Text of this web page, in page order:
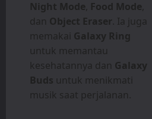
Night Mode, Food Mode,
dan Object Eraser. Ia juga
memakai Galaxy Ring
untuk memantau
kesehatannya dan Galaxy
Buds untuk menikmati
musik saat perjalanan.